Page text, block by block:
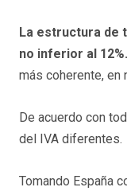
La estructura de
no inferior al 12%.
más coherente, en
De acuerdo con
del IVA diferentes.
Tomando España